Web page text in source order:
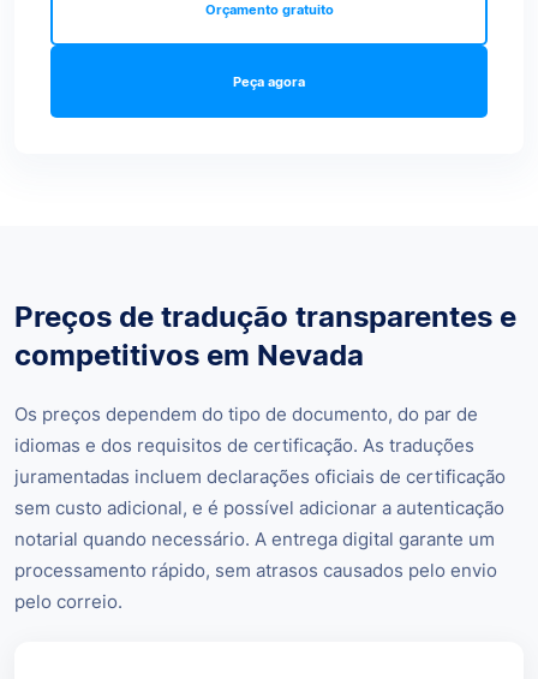
Peça agora
Orçamento gratuito
Preços de tradução transparentes e
competitivos em Nevada
Os preços dependem do tipo de documento, do par de
idiomas e dos requisitos de certificação. As traduções
juramentadas incluem declarações oficiais de certificação
sem custo adicional, e é possível adicionar a autenticação
notarial quando necessário. A entrega digital garante um
processamento rápido, sem atrasos causados pelo envio
pelo correio.